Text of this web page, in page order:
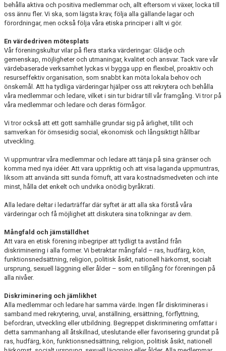
VANLIGA FRÅGOR
behålla aktiva och positiva medlemmar och, allt eftersom vi växer, locka till
oss ännu fler. Vi ska, som lägsta krav, följa alla gällande lagar och
förordningar, men också följa våra etiska principer i allt vi gör.
En värdedriven mötesplats
Vår föreningskultur vilar på flera starka värderingar: Glädje och
gemenskap, möjligheter och utmaningar, kvalitet och ansvar. Tack vare vår
värdebaserade verksamhet lyckas vi bygga upp en flexibel, proaktiv och
resurseffektiv organisation, som snabbt kan möta lokala behov och
önskemål. Att ha tydliga värderingar hjälper oss att rekrytera och behålla
våra medlemmar och ledare, vilket i sin tur bidrar till vår framgång. Vi tror på
våra medlemmar och ledare och deras förmågor.
Vi tror också att ett gott samhälle grundar sig på ärlighet, tillit och
samverkan för ömsesidig social, ekonomisk och långsiktigt hållbar
utveckling.
Vi uppmuntrar våra medlemmar och ledare att tänja på sina gränser och
komma med nya idéer. Att vara uppriktig och att visa laganda uppmuntras,
liksom att använda sitt sunda förnuft, att vara kostnadsmedveten och inte
minst, hålla det enkelt och undvika onödig byråkrati.
Alla ledare deltar i ledarträffar där syftet är att alla ska förstå våra
värderingar och få möjlighet att diskutera sina tolkningar av dem.
Mångfald och jämställdhet
Att vara en etisk förening inbegriper att tydligt ta avstånd från
diskriminering i alla former. Vi betraktar mångfald – ras, hudfärg, kön,
funktionsnedsättning, religion, politisk åsikt, nationell härkomst, socialt
ursprung, sexuell läggning eller ålder – som en tillgång för föreningen på
alla nivåer.
Diskriminering och jämlikhet
Alla medlemmar och ledare har samma värde. Ingen får diskrimineras i
samband med rekrytering, urval, anställning, ersättning, förflyttning,
befordran, utveckling eller utbildning. Begreppet diskriminering omfattar i
detta sammanhang all åtskillnad, uteslutande eller favorisering grundat på
ras, hudfärg, kön, funktionsnedsättning, religion, politisk åsikt, nationell